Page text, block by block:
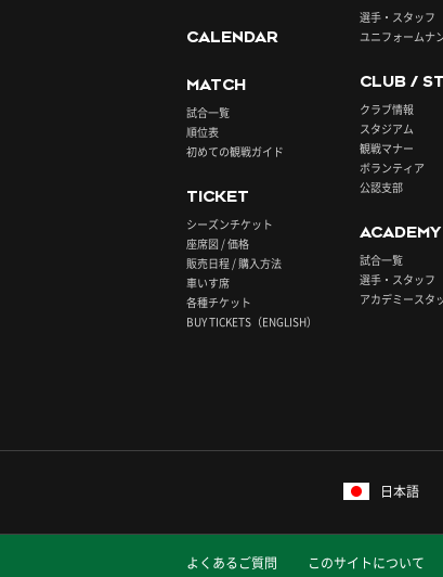
CALENDAR
MATCH
試合一覧
順位表
初めての観戦ガイド
TICKET
シーズンチケット
座席図 / 価格
販売日程 / 購入方法
車いす席
各種チケット
BUY TICKETS（ENGLISH）
選手・スタッフ
ユニフォームナ
CLUB /
クラブ情報
スタジアム
観戦マナー
ボランティア
公認支部
ACADEMY
試合一覧
選手・スタッフ
アカデミースタ
日本語
よくあるご質問 このサイトについて